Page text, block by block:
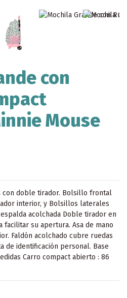
con
Mouse
con doble tirador. Bolsillo frontal
interior, y Bolsillos laterales
acolchada Doble tirador en
su apertura. Asa de mano
Faldón acolchado cubre ruedas
de identificación personal. Base
Carro compact abierto : 86